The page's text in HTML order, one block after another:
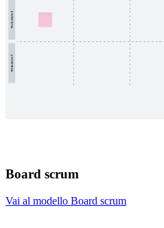
Board scrum
Vai al modello Board scrum